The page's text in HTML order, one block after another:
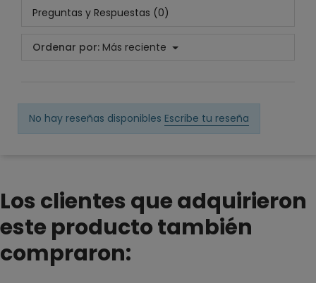
Preguntas y Respuestas (0)
Ordenar por: Más reciente
No hay reseñas disponibles Escribe tu reseña
Los clientes que adquirieron
este producto también
compraron: